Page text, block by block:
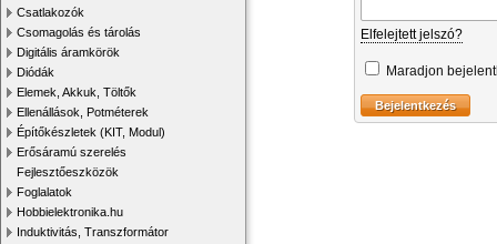
Csatlakozók
Csomagolás és tárolás
Digitális áramkörök
Diódák
Elemek, Akkuk, Töltők
Ellenállások, Potméterek
Építőkészletek (KIT, Modul)
Erősáramú szerelés
Fejlesztőeszközök
Foglalatok
Hobbielektronika.hu
Induktivitás, Transzformátor
Elfelejtett jelszó?
Maradjon